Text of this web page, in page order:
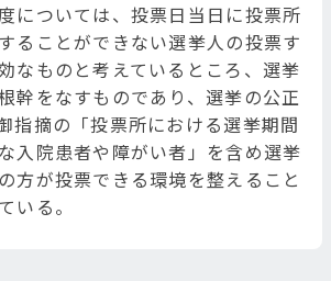
については、投票日当日に投票所
ることができない選挙人の投票す
なものと考えているところ、選挙
幹をなすものであり、選挙の公正
指摘の「投票所における選挙期間
入院患者や障がい者」を含め選挙
方が投票できる環境を整えること
いる。